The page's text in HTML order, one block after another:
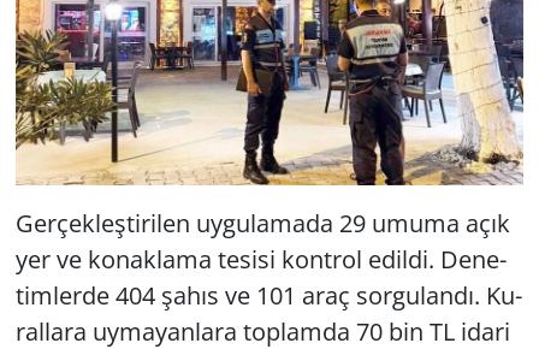
Ger­çek­leş­ti­ri­len uy­gu­la­ma­da 29 umuma açık
yer ve ko­nak­la­ma te­si­si kont­rol edil­di. De­ne­
tim­ler­de 404 şahıs ve 101 araç sor­gu­lan­dı. Ku­
ral­la­ra uy­ma­yan­la­ra top­lam­da 70 bin TL idari